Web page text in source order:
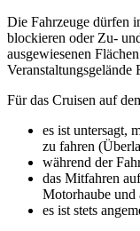
Die Fahrzeuge dürfen
blockieren oder Zu-
ausgewiesenen
Veranstaltungsgelände
Für das Cruisen auf
es ist untersagt,
zu fahren
während der
das Mitfahren
Motorhaube und
es ist stets